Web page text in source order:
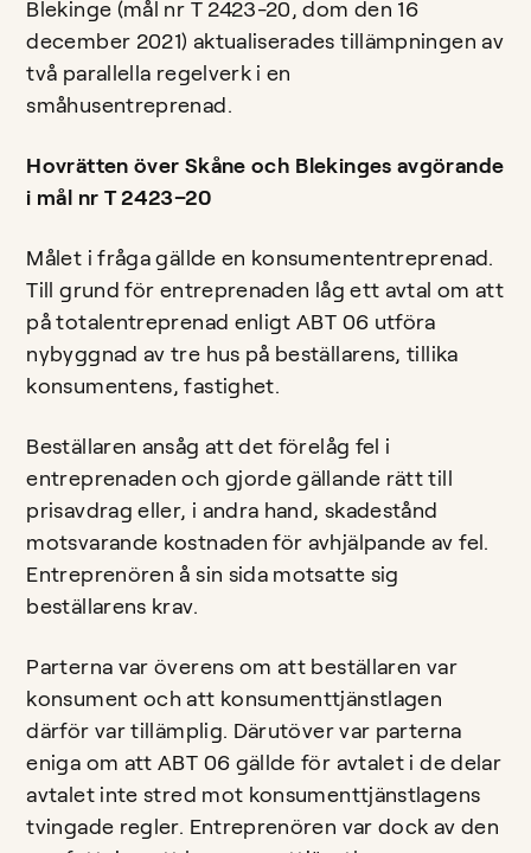
Blekinge (mål nr T 2423-20, dom den 16
december 2021) aktualiserades tillämpningen av
två parallella regelverk i en
småhusentreprenad.
Hovrätten över Skåne och Blekinges avgörande
i mål nr T 2423–20
Målet i fråga gällde en konsumententreprenad.
Till grund för entreprenaden låg ett avtal om att
på totalentreprenad enligt ABT 06 utföra
nybyggnad av tre hus på beställarens, tillika
konsumentens, fastighet.
Beställaren ansåg att det förelåg fel i
entreprenaden och gjorde gällande rätt till
prisavdrag eller, i andra hand, skadestånd
motsvarande kostnaden för avhjälpande av fel.
Entreprenören å sin sida motsatte sig
beställarens krav.
Parterna var överens om att beställaren var
konsument och att konsumenttjänstlagen
därför var tillämplig. Därutöver var parterna
eniga om att ABT 06 gällde för avtalet i de delar
avtalet inte stred mot konsumenttjänstlagens
tvingade regler. Entreprenören var dock av den